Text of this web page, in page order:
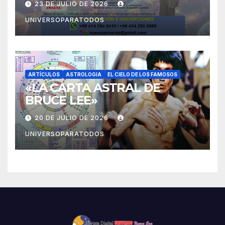
Psicoastrología)
23 DE JULIO DE 2026
UNIVERSOPARATODOS
ARTÍCULOS ASTROLOGIA EL CIELO DE LOS FAMOSOS
«LA CARTA ASTRAL DE
BRUCE LEE»
20 DE JULIO DE 2026
UNIVERSOPARATODOS